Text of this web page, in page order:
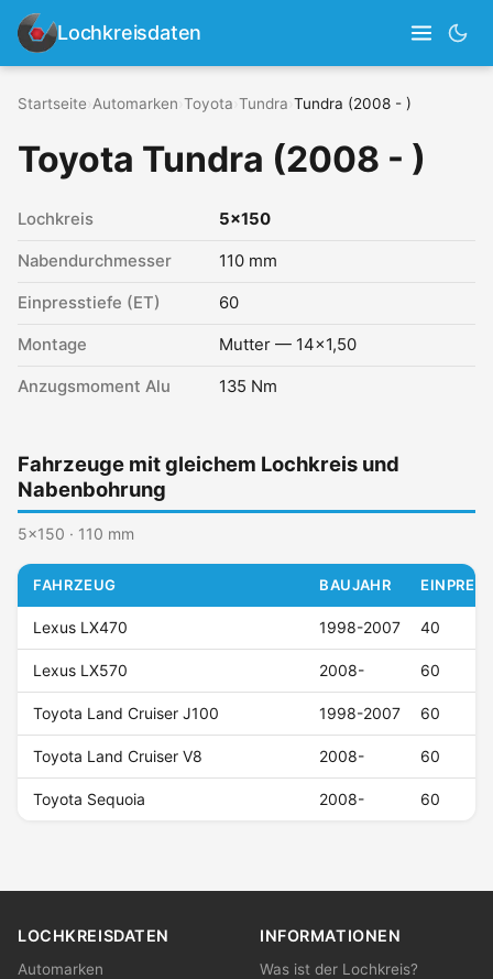
Lochkreisdaten
Startseite Automarken Toyota Tundra Tundra (2008 - )
Toyota Tundra (2008 - )
Lochkreis 5x150
Nabendurchmesser 110 mm
Einpresstiefe (ET) 60
Montage Mutter — 14x1,50
Anzugsmoment Alu 135 Nm
Fahrzeuge mit gleichem Lochkreis und
Nabenbohrung
5x150 · 110 mm
FAHRZEUG BAUJAHR
Lexus LX470 1998-2007 40
Lexus LX570 2008- 60
Toyota Land Cruiser J100 1998-2007 60
Toyota Land Cruiser V8 2008- 60
Toyota Sequoia 2008- 60
LOCHKREISDATEN
Automarken
INFORMATIONEN
Was ist der Lochkreis?